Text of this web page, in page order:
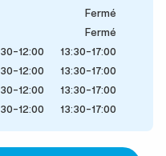
Fermé
Fermé
12:00
13:30-17:00
12:00
13:30-17:00
12:00
13:30-17:00
12:00 13:30-17:00